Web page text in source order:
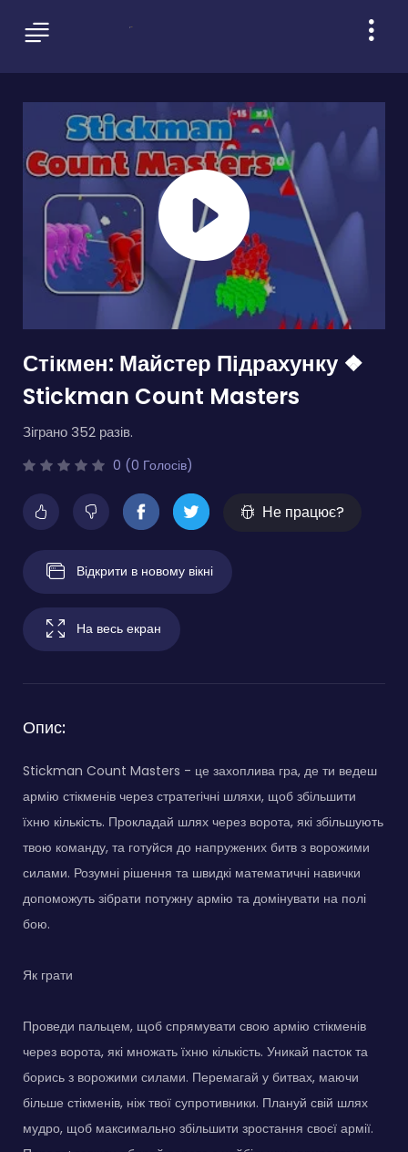
Стікмен: Майстер Підрахунку ❖
Stickman Count Masters
Зіграно 352 разів.
0 (0 Голосів)
Не працює?
Відкрити в новому вікні
На весь екран
Опис:
Stickman Count Masters - це захоплива гра, де ти ведеш
армію стікменів через стратегічні шляхи, щоб збільшити
їхню кількість. Прокладай шлях через ворота, які збільшують
твою команду, та готуйся до напружених битв з ворожими
силами. Розумні рішення та швидкі математичні навички
допоможуть зібрати потужну армію та домінувати на полі
бою.
Як грати
Проведи пальцем, щоб спрямувати свою армію стікменів
через ворота, які множать їхню кількість. Уникай пасток та
борись з ворожими силами. Перемагай у битвах, маючи
більше стікменів, ніж твої супротивники. Плануй свій шлях
мудро, щоб максимально збільшити зростання своєї армії.